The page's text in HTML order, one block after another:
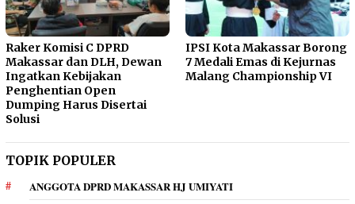
Raker Komisi C DPRD
Makassar dan DLH, Dewan
Ingatkan Kebijakan
Penghentian Open
Dumping Harus Disertai
Solusi
IPSI Kota Makassar Borong
7 Medali Emas di Kejurnas
Malang Championship VI
TOPIK POPULER
ANGGOTA DPRD MAKASSAR HJ UMIYATI